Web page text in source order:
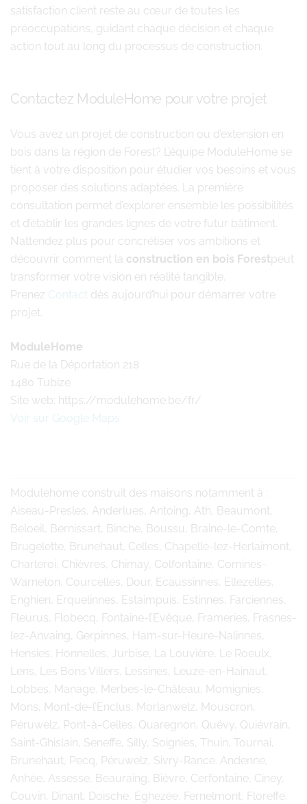
satisfaction client reste au cœur de toutes les
préoccupations, guidant chaque décision et chaque
action tout au long du processus de construction.
Contactez ModuleHome pour votre projet
Vous avez un projet de construction ou d’extension en
bois dans la région de Forest? L’équipe ModuleHome se
tient à votre disposition pour étudier vos besoins et vous
proposer des solutions adaptées. La première
consultation permet d’explorer ensemble les possibilités
et d’établir les grandes lignes de votre futur bâtiment.
N’attendez plus pour concrétiser vos ambitions et
découvrir comment la construction en bois Forestpeut
transformer votre vision en réalité tangible.
Prenez Contact dès aujourd’hui pour démarrer votre
projet.
ModuleHome
Rue de la Déportation 218
1480 Tubize
Site web: https://modulehome.be/fr/
Voir sur Google Maps
Modulehome construit des maisons notamment à :
Aiseau-Presles, Anderlues, Antoing, Ath, Beaumont,
Beloeil, Bernissart, Binche, Boussu, Braine-le-Comte,
Brugelette, Brunehaut, Celles, Chapelle-lez-Herlaimont,
Charleroi, Chièvres, Chimay, Colfontaine, Comines-
Warneton, Courcelles, Dour, Ecaussinnes, Ellezelles,
Enghien, Erquelinnes, Estaimpuis, Estinnes, Farciennes,
Fleurus, Flobecq, Fontaine-l’Evêque, Frameries, Frasnes-
lez-Anvaing, Gerpinnes, Ham-sur-Heure-Nalinnes,
Hensies, Honnelles, Jurbise, La Louvière, Le Roeulx,
Lens, Les Bons Villers, Lessines, Leuze-en-Hainaut,
Lobbes, Manage, Merbes-le-Château, Momignies,
Mons, Mont-de-l’Enclus, Morlanwelz, Mouscron,
Péruwelz, Pont-à-Celles, Quaregnon, Quévy, Quiévrain,
Saint-Ghislain, Seneffe, Silly, Soignies, Thuin, Tournai,
Brunehaut, Pecq, Péruwelz, Sivry-Rance. Andenne,
Anhée, Assesse, Beauraing, Bièvre, Cerfontaine, Ciney,
Couvin, Dinant, Doische, Éghezée, Fernelmont, Floreffe,